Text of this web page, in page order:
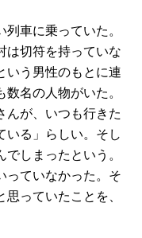
車に乗っていた。
は切符を持っていな
いう男性のもとに連
名の人物がいた。
んが、いつも行きた
いる」らしい。そし
しまったという。
っていなかった。そ
っていたことを、